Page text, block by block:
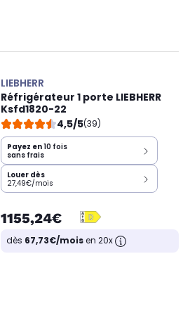
LIEBHERR
Réfrigérateur 1 porte LIEBHERR
Ksfd1820-22
4,5/5(39)
Payez en10 fois
sans frais
Louer dès
27,49€/mois
1155,24€
dès 67,73€/moisen 20x